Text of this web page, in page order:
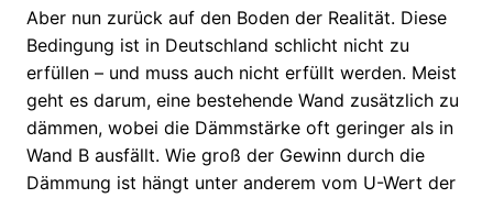
Aber nun zurück auf den Boden der Realität. Diese
Bedingung ist in Deutschland schlicht nicht zu
erfüllen – und muss auch nicht erfüllt werden. Meist
geht es darum, eine bestehende Wand zusätzlich zu
dämmen, wobei die Dämmstärke oft geringer als in
Wand B ausfällt. Wie groß der Gewinn durch die
Dämmung ist hängt unter anderem vom U-Wert der